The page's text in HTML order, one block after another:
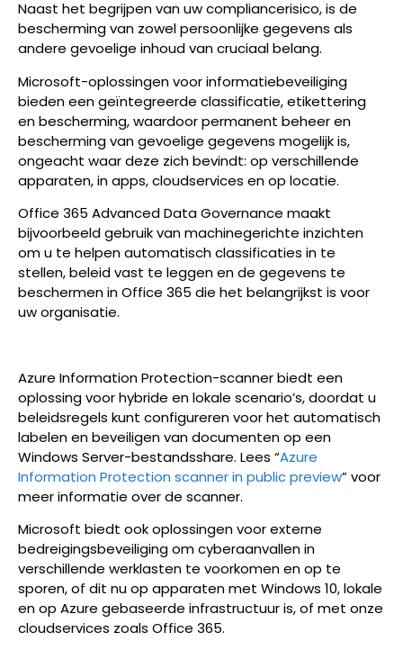
Naast het begrijpen van uw compliancerisico, is de
bescherming van zowel persoonlijke gegevens als
andere gevoelige inhoud van cruciaal belang.
Microsoft-oplossingen voor informatiebeveiliging
bieden een geïntegreerde classificatie, etikettering
en bescherming, waardoor permanent beheer en
bescherming van gevoelige gegevens mogelijk is,
ongeacht waar deze zich bevindt: op verschillende
apparaten, in apps, cloudservices en op locatie.
Office 365 Advanced Data Governance maakt
bijvoorbeeld gebruik van machinegerichte inzichten
om u te helpen automatisch classificaties in te
stellen, beleid vast te leggen en de gegevens te
beschermen in Office 365 die het belangrijkst is voor
uw organisatie.
Azure Information Protection-scanner biedt een
oplossing voor hybride en lokale scenario’s, doordat u
beleidsregels kunt configureren voor het automatisch
labelen en beveiligen van documenten op een
Windows Server-bestandsshare. Lees “Azure
Information Protection scanner in public preview” voor
meer informatie over de scanner.
Microsoft biedt ook oplossingen voor externe
bedreigingsbeveiliging om cyberaanvallen in
verschillende werklasten te voorkomen en op te
sporen, of dit nu op apparaten met Windows 10, lokale
en op Azure gebaseerde infrastructuur is, of met onze
cloudservices zoals Office 365.